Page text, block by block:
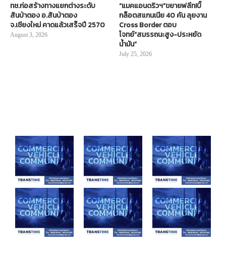
ทช.ก่อสร้างทางแยกต่างระดับ
สันป่าตอง อ.สันป่าตอง
จ.เชียงใหม่ คาดแล้วเสร็จปี 2570
August 3, 2026
“แมคแอนดริวฯ”ขยายฟลีท!บิ๊
กล็อตสแกนเนีย 40 คัน ลุยงาน
Cross Border ตอบ
โจทย์“สมรรถนะสูง-ประหยัด
น้ำมัน”
July 25, 2026